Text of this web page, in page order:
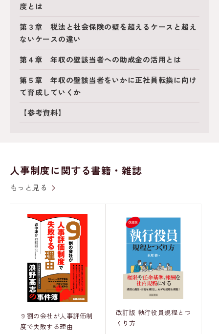
度とは
第３章 税法と社会保険の壁を超えるケースと超え
ないケースの違い
第４章 年収の壁該当者への助成金の活用とは
第５章 年収の壁該当者をいかに正社員転換に向け
て育成していくか
【参考資料】
人事制度に関する書籍・雑誌
もっと見る
９割の会社が人事評価制
度で失敗する理由
改訂版 執行役員規程とつ
くり方